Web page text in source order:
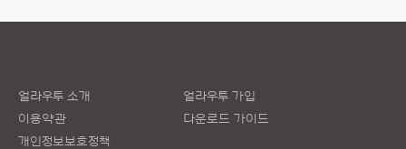
얼라우투 소개
이용약관
개인정보보호정책
얼라우투 가입
다운로드 가이드